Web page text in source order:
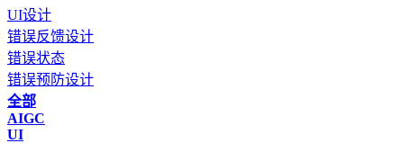
UI设计
错误反馈设计
错误状态
错误预防设计
全部
AIGC
UI